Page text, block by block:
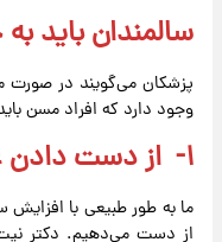
سالمندان باید
پزشکان می‌گویند در صورت
وجود دارد که افراد مسن باید
۱- از دست دادن عضلات
ما به طور طبیعی با
از دست می‌دهیم. دکتر